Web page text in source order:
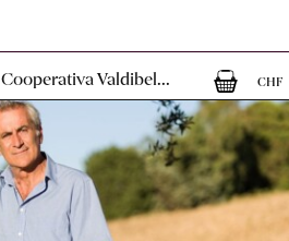
Cooperativa Valdibel...
CHF